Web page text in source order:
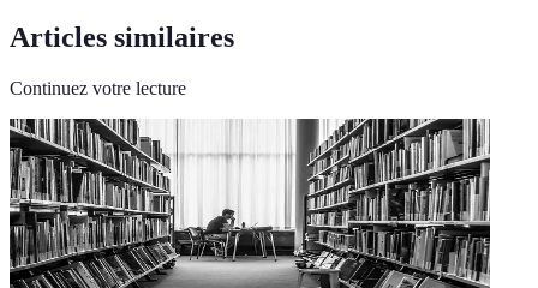
Articles similaires
Continuez votre lecture